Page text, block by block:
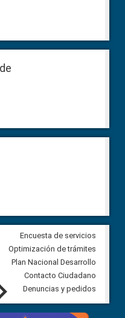
Veeduría para vigilar los
derivados de la Audiencia
comunidad Urbina, parroquia
Carolina
5 agosto, 2026
Next
Encuesta de servicios
Optimización de trámites
Plan Nacional Desarrollo
Contacto Ciudadano
Denuncias y pedidos